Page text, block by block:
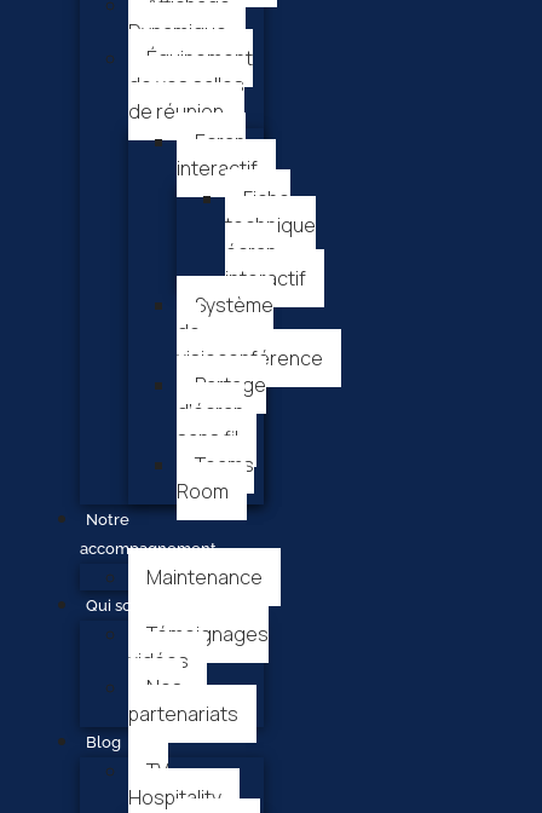
Dynamique
Équipement
de vos salles
de réunion
Ecran
interactif
Fiche
technique
écran
interactif
Système
de
visioconférence
Partage
d’écran
sans fil
Teams
Room
Notre
accompagnement
Maintenance
Qui sommes-nous ?
Témoignages
vidéos
Nos
partenariats
Blog
TV
Hospitality